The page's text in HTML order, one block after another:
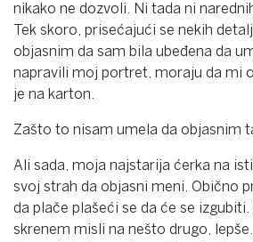
nikako ne dozvoli. Ni tada ni
Tek skoro, prisećajući se nekih
objasnim da sam bila ubeđena da
napravili moj portret, moraju da mi
je na karton.
Zašto to nisam umela da objasnim
Ali sada, moja najstarija ćerka na
svoj strah da objasni meni. Obično
da plače plašeći se da će se
skrenem misli na nešto drugo,